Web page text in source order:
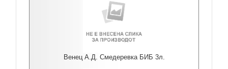
Венец А.Д. Смедеревка БИБ 3л.